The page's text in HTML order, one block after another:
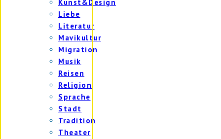
Kunst&Design
Liebe
Literatur
Mavikultur
Migration
Musik
Reisen
Religion
Sprache
Stadt
Tradition
Theater